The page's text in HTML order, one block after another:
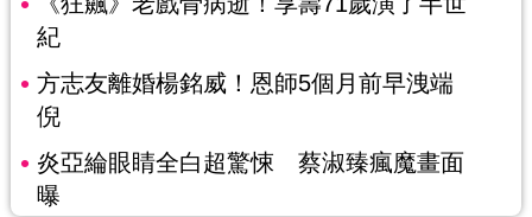
紀
方志友離婚楊銘威！恩師5個月前早洩端
倪
炎亞綸眼睛全白超驚悚 蔡淑臻瘋魔畫面
曝